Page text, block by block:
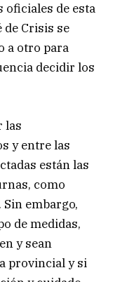
oficiales de esta
de Crisis se
a otro para
decidir los
las
y entre las
están las
como
embargo,
de medidas,
y sean
provincial y si